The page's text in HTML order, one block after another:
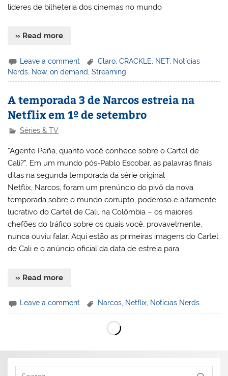
líderes de bilheteria dos cinemas no mundo
» Read more
Leave a comment Claro ,CRACKLE NET, Notícias
Nerds Now,on demand ,Streaming
A temporada 3 de Narcos estreia na
Netflix em 1º de setembro
Séries & TV
“Agente Peña, quanto você conhece sobre o Cartel de
Cali?”. Em um mundo pós-Pablo Escobar, as palavras finais
ditas na segunda temporada da série original
Netflix, Narcos, foram um prenúncio do pivô da nova
temporada sobre o mundo corrupto, poderoso e altamente
lucrativo do Cartel de Cali, na Colômbia – os maiores
chefões do tráfico sobre os quais você, provavelmente,
nunca ouviu falar. Aqui estão as primeiras imagens do Cartel
de Cali e o anúncio oficial da data de estreia para
» Read more
Leave a comment Narcos, Netflix, Notícias Nerds